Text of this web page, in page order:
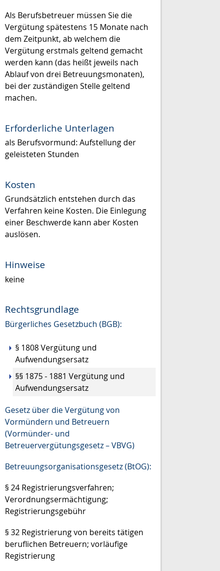
Als Berufsbetreuer müssen Sie die
Vergütung spätestens 15 Monate nach
dem Zeitpunkt, ab welchem die
Vergütung erstmals geltend gemacht
werden kann (das heißt jeweils nach
Ablauf von drei Betreuungsmonaten),
bei der zuständigen Stelle geltend
machen.
Erforderliche Unterlagen
als Berufsvormund: Aufstellung der
geleisteten Stunden
Kosten
Grundsätzlich entstehen durch das
Verfahren keine Kosten. Die Einlegung
einer Beschwerde kann aber Kosten
auslösen.
Hinweise
keine
Rechtsgrundlage
Bürgerliches Gesetzbuch (BGB):
§ 1808Vergütung und
Aufwendungsersatz
§§ 1875 - 1881 Vergütung und
Aufwendungsersatz
Gesetz über die Vergütung von
Vormündern und Betreuern
(Vormünder- und
Betreuervergütungsgesetz – VBVG)
Betreuungsorganisationsgesetz (BtOG):
§ 24 Registrierungsverfahren;
Verordnungsermächtigung;
Registrierungsgebühr
§ 32 Registrierung von bereits tätigen
beruflichen Betreuern; vorläufige
Registrierung